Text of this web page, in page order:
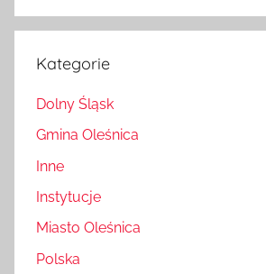
Kategorie
Dolny Śląsk
Gmina Oleśnica
Inne
Instytucje
Miasto Oleśnica
Polska